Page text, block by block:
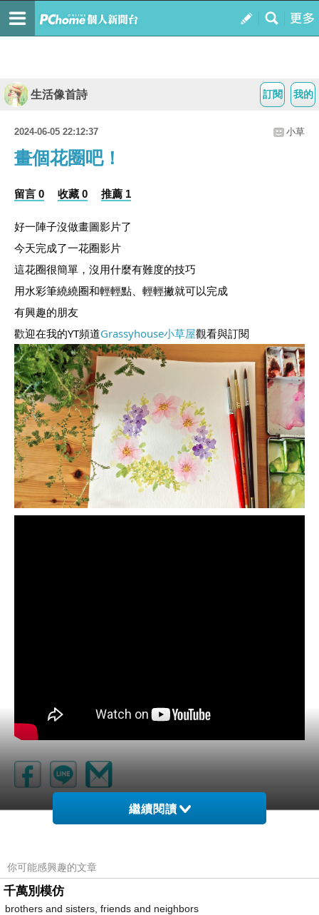
我的
訂閱
生活像首詩
2024-06-05 22:12:37 小草
畫個花圈吧！
留言 0 收藏 0 推薦 1
好一陣子沒做畫圖影片了
今天完成了一花圈影片
這花圈很簡單，沒用什麼有難度的技巧
用水彩筆繞繞圈和輕輕點、輕輕撇就可以完成
有興趣的朋友
歡迎在我的YT頻道Grassyhouse小草屋觀看與訂閱
上一篇：夢想的樹屋
繼續閱讀
你可能感興趣的文章
千萬別模仿
brothers and sisters, friends and neighbors